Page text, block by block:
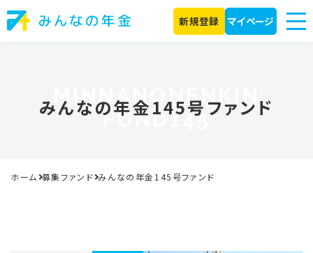
新規登録 マイページ
MINNANONENKIN
FUND145
みんなの年金145号ファンド
ホーム 募集ファンド みんなの年金145号ファンド